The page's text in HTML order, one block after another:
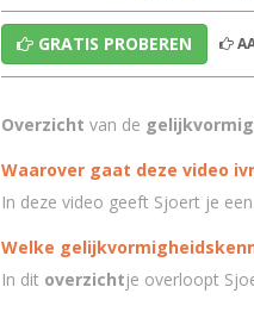
GRATIS PROBEREN
Overzicht van de
Waarover gaat deze video
In deze video geeft Sjoert je
Welke
In dit overzichtje overloopt